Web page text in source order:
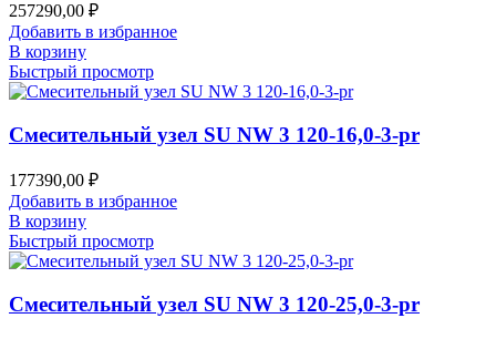
257290,00 ₽
Добавить в избранное
В корзину
Быстрый просмотр
Смесительный узел SU NW 3 120-16,0-3-pr
177390,00 ₽
Добавить в избранное
В корзину
Быстрый просмотр
Смесительный узел SU NW 3 120-25,0-3-pr